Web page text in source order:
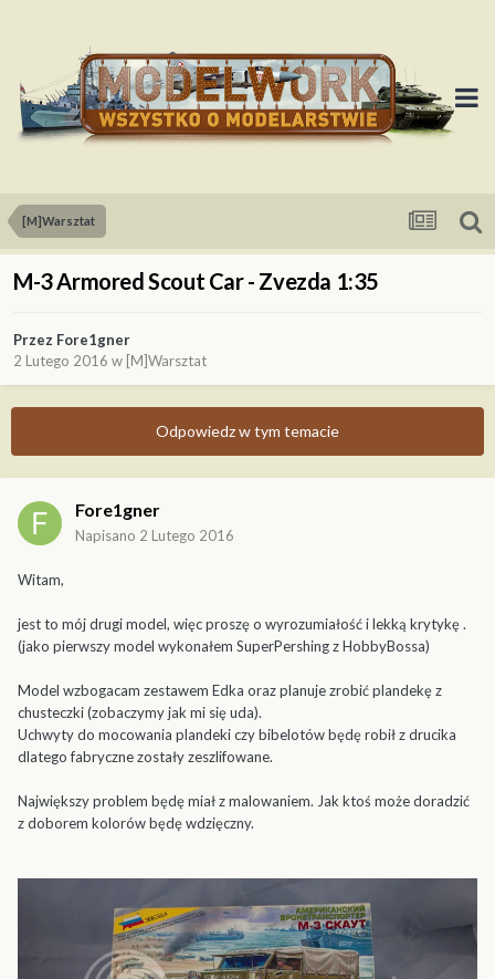
[M]Warsztat
M-3 Armored Scout Car - Zvezda 1:35
Przez Fore1gner
2 Lutego 2016 w [M]Warsztat
Odpowiedz w tym temacie
Fore1gner
Napisano 2 Lutego 2016
Witam,
jest to mój drugi model, więc proszę o wyrozumiałość i lekką krytykę .
(jako pierwszy model wykonałem SuperPershing z HobbyBossa)
Model wzbogacam zestawem Edka oraz planuje zrobić plandekę z
chusteczki (zobaczymy jak mi się uda).
Uchwyty do mocowania plandeki czy bibelotów będę robił z drucika
dlatego fabryczne zostały zeszlifowane.
Największy problem będę miał z malowaniem. Jak ktoś może doradzić
z doborem kolorów będę wdzięczny.